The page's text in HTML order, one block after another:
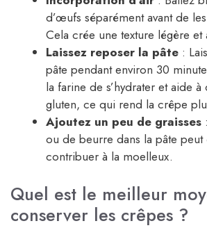
d’œufs séparément avant de
Cela crée une texture légère et
Laissez reposer la pâte :
pâte pendant environ 30
la farine de s’hydrater et aide
gluten, ce qui rend la crêpe
Ajoutez un peu de graisses
ou de beurre dans la pâte peut
contribuer à la moelleux.
Quel est le meilleur
conserver les crêpes ?